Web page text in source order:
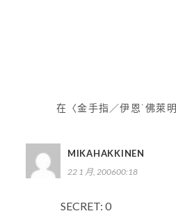
在〈金手指／伊恩˙佛萊
MIKAHAKKINEN
22 1 月, 200600:18
SECRET: 0